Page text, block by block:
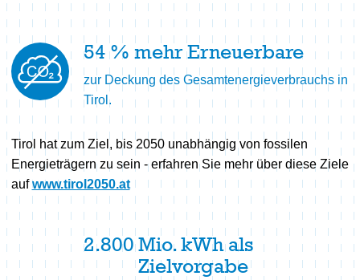
54% mehr Erneuerbare
zur Deckung des Gesamtenergieverbrauchs in
Tirol.
Tirol hat zum Ziel, bis 2050 unabhängig von fossilen
Energieträgern zu sein - erfahren Sie mehr über diese Ziele
aufwww.tirol2050.at
2.800 Mio. kWh als
Zielvorgabe